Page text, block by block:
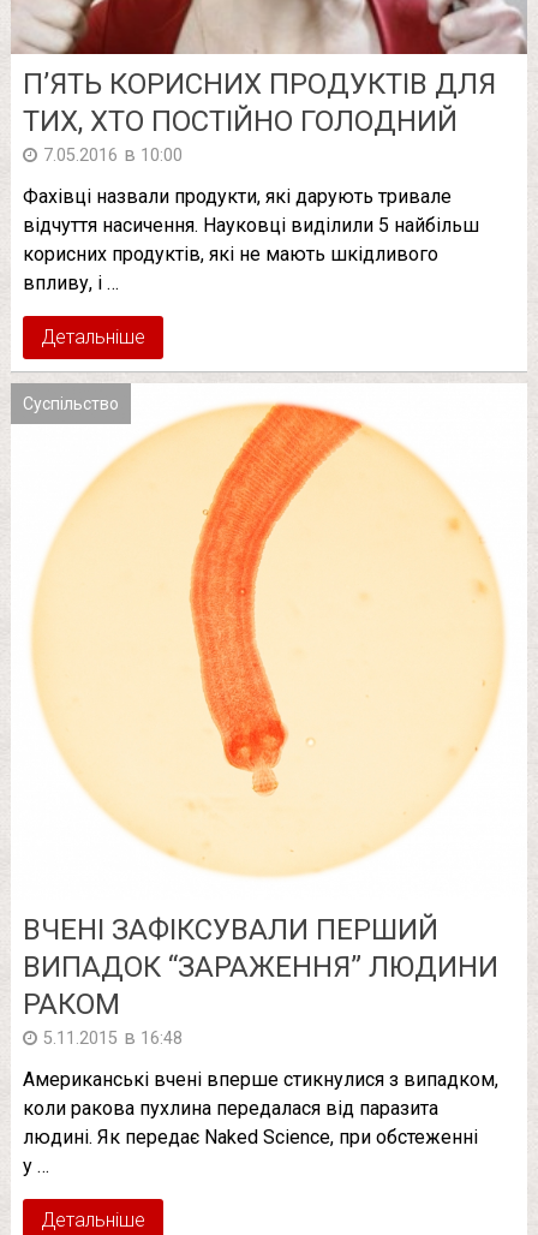
П’ЯТЬ КОРИСНИХ ПРОДУКТІВ ДЛЯ
ТИХ, ХТО ПОСТІЙНО ГОЛОДНИЙ
7.05.2016 в 10:00
Фахівці назвали продукти, які дарують тривале
відчуття насичення. Науковці виділили 5 найбільш
корисних продуктів, які не мають шкідливого
впливу, і …
Детальніше
Суспільство
ВЧЕНІ ЗАФІКСУВАЛИ ПЕРШИЙ
ВИПАДОК “ЗАРАЖЕННЯ” ЛЮДИНИ
РАКОМ
5.11.2015 в 16:48
Американські вчені вперше стикнулися з випадком,
коли ракова пухлина передалася від паразита
людині. Як передає Naked Science, при обстеженні
у …
Детальніше